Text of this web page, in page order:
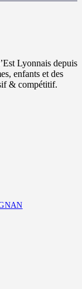
Lyonnais depuis
enfants et des
& compétitif.